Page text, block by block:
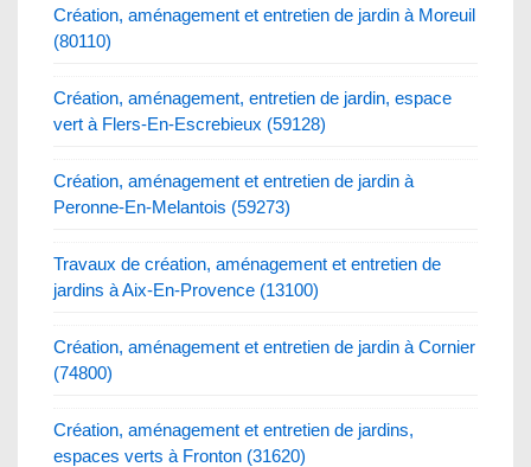
Création, aménagement et entretien de jardin à Moreuil
(80110)
Création, aménagement, entretien de jardin, espace
vert à Flers-En-Escrebieux (59128)
Création, aménagement et entretien de jardin à
Peronne-En-Melantois (59273)
Travaux de création, aménagement et entretien de
jardins à Aix-En-Provence (13100)
Création, aménagement et entretien de jardin à Cornier
(74800)
Création, aménagement et entretien de jardins,
espaces verts à Fronton (31620)